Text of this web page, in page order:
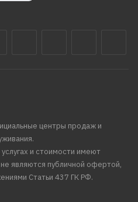
центры продаж и
и стоимости имеют
являются публичной офертой,
Статьи 437 ГК РФ.